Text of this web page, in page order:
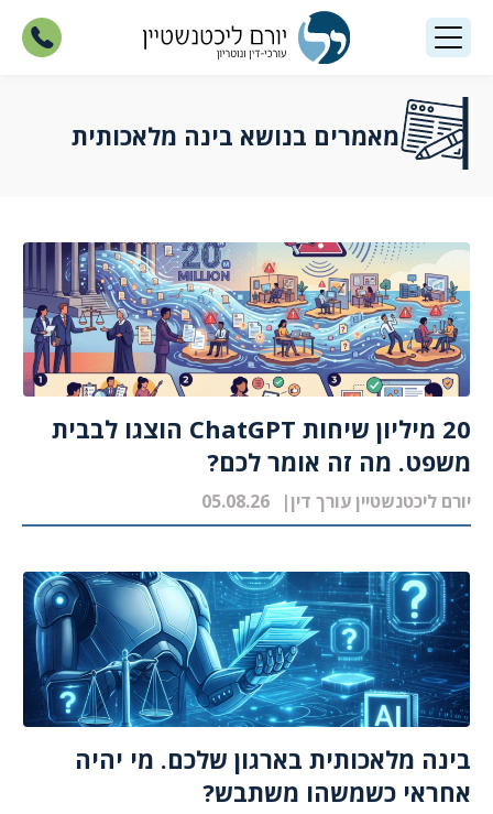
מאמרים בנושא בינה מלאכותית
20 מיליון שיחות ChatGPT הוצגו לבבית
משפט. מה זה אומר לכם?
יורם ליכטנשטיין עורך דין 05.08.26
בינה מלאכותית בארגון שלכם. מי יהיה
אחראי כשמשהו משתבש?